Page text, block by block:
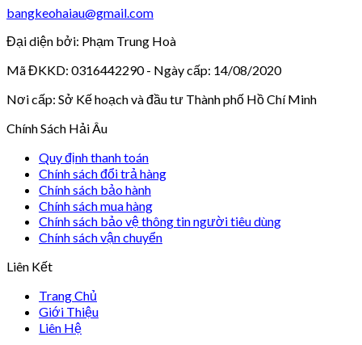
bangkeohaiau@gmail.com
Đại diện bởi: Phạm Trung Hoà
Mã ĐKKD: 0316442290 - Ngày cấp: 14/08/2020
Nơi cấp: Sở Kế hoạch và đầu tư Thành phố Hồ Chí Minh
Chính Sách Hải Âu
Quy định thanh toán
Chính sách đổi trả hàng
Chính sách bảo hành
Chính sách mua hàng
Chính sách bảo vệ thông tin người tiêu dùng
Chính sách vận chuyển
Liên Kết
Trang Chủ
Giới Thiệu
Liên Hệ